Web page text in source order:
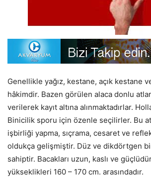
Genellikle yağız, kestane, açık kestane
hâkimdir. Bazen görülen alaca donlu
verilerek kayıt altına alınmaktadırlar.
Binicilik sporu için özenle seçilirler. Bu
işbirliği yapma, sıçrama, cesaret ve
oldukça gelişmiştir. Düz ve dikdörtgen bir
sahiptir. Bacakları uzun, kaslı ve
yükseklikleri 160 – 170 cm. arasındadır.